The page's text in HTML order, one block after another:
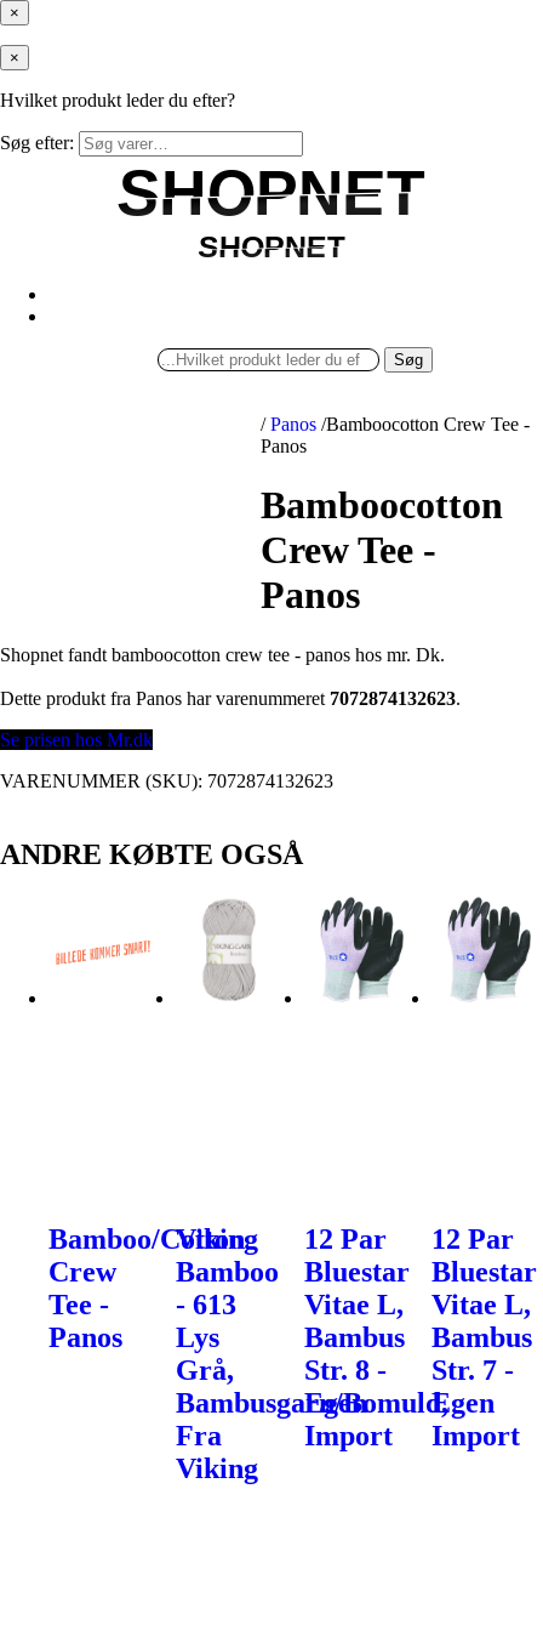
×
×
Hvilket produkt leder du efter?
Søg efter:
SHOPNET
SHOPNET
SHOPNET
SHOPNET
Søg
/ Panos /Bamboocotton Crew Tee -
Panos
Bamboocotton
Crew Tee -
Panos
Shopnet fandt bamboocotton crew tee - panos hos mr. Dk.
Dette produkt fra Panos har varenummeret 7072874132623.
Se prisen hos Mr.dk
VARENUMMER (SKU): 7072874132623
ANDRE KØBTE OGSÅ
Bamboo/Cotton
Crew
Tee -
Panos
Viking
Bamboo
- 613
Lys
Grå,
Bambusgarn/Bomuld,
Fra
Viking
12 Par
Bluestar
Vitae L,
Bambus
Str. 8 -
Egen
Import
12 Par
Bluestar
Vitae L,
Bambus
Str. 7 -
Egen
Import